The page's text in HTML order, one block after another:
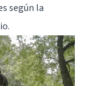
según la